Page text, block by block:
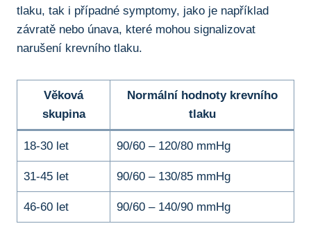
tlaku, tak i případné symptomy, jako je například
závratě nebo únava, které mohou signalizovat
narušení krevního tlaku.
Věková
skupina
Normální hodnoty krevního
tlaku
18-30 let 90/60 – 120/80 mmHg
31-45 let 90/60 – 130/85 mmHg
46-60 let 90/60 – 140/90 mmHg